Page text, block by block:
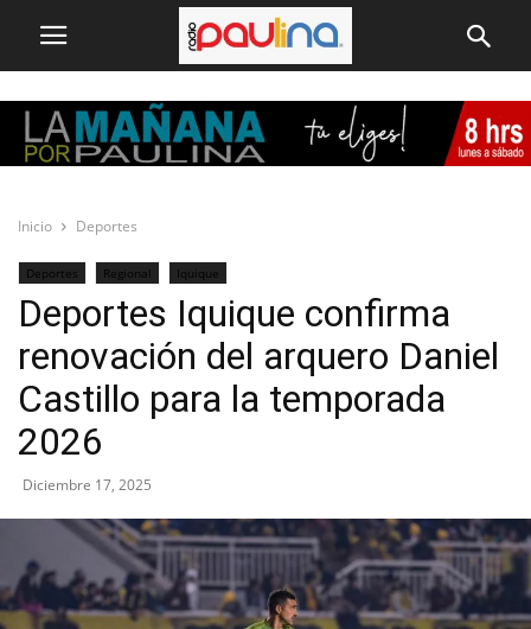
Inicio Deportes
Deportes Regional Iquique
Deportes Iquique confirma
renovación del arquero Daniel
Castillo para la temporada
2026
Diciembre 17, 2025